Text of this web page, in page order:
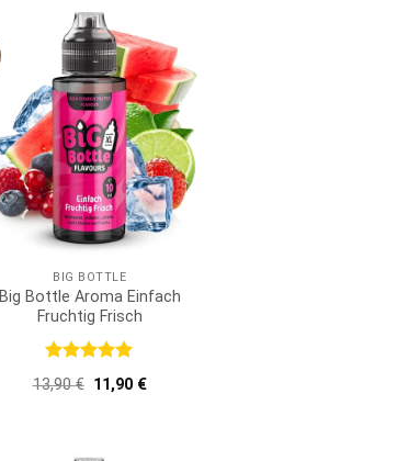
BIG BOTTLE
Big Bottle Aroma Einfach
Fruchtig Frisch
Bewertet
mit5 von
13,90€ Ursprünglicher
Preis
11,90 €Aktueller